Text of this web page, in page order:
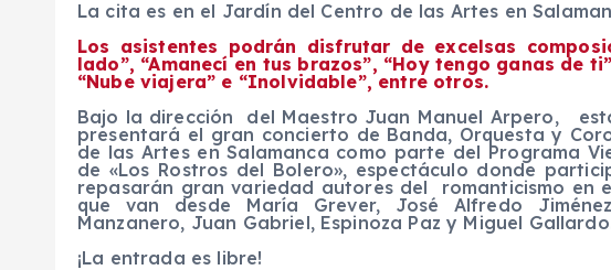
La cita es en el Jardín del Centro de las Artes en
Los asistentes podrán disfrutar de excelsas
lado”, “Amanecí en tus brazos”, “Hoy tengo ganas de
“Nube viajera” e “Inolvidable”, entre otros.
Bajo la dirección del Maestro Juan Manuel Arpero,
presentará el gran concierto de Banda, Orquesta y
de las Artes en Salamanca como parte del Programa
de «Los Rostros del Bolero», espectáculo donde
repasarán gran variedad autores del romanticismo en
que van desde María Grever, José Alfredo
Manzanero, Juan Gabriel, Espinoza Paz y Miguel
¡La entrada es libre!